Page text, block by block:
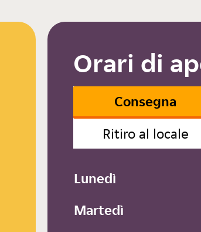
Orari di
Consegna
Ritiro al locale
Lunedì
Martedì